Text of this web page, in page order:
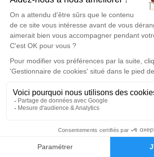
Faire-part
poèmes ou des textes. Cet endroit est
d'expression dédié à honorer la mémoire
DELILLE.
Un service de plantation d’arbre
disponible ici .